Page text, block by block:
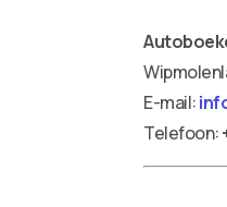
E-mail:
Telefoon: